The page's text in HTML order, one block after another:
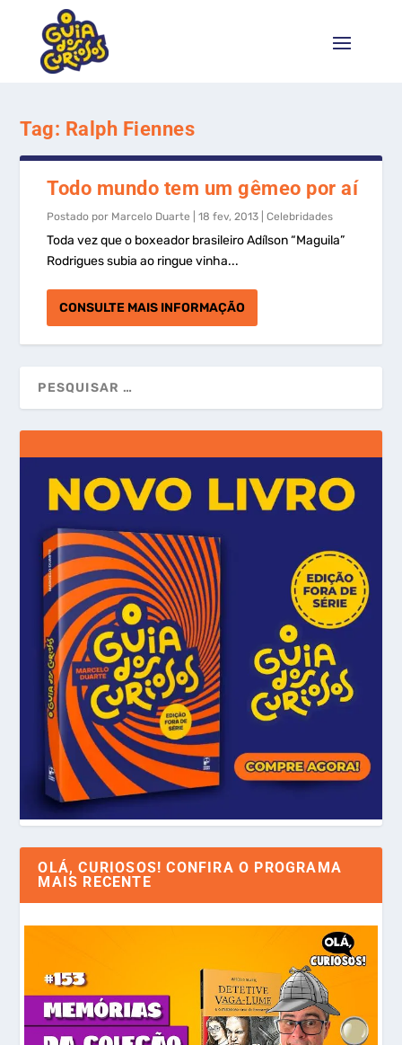
Tag: Ralph Fiennes
Todo mundo tem um gêmeo por aí
Postado por Marcelo Duarte |18 fev, 2013 |Celebridades
Toda vez que o boxeador brasileiro Adílson “Maguila”
Rodrigues subia ao ringue vinha...
CONSULTE MAIS INFORMAÇÃO
OLÁ, CURIOSOS! CONFIRA O PROGRAMA
MAIS RECENTE